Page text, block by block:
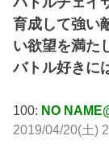
育成して強い
い欲望を満た
バトル好きに
100: NO
2019/04/20(土)